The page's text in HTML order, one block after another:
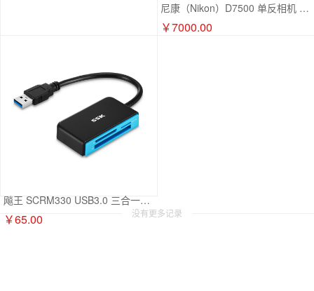
尼康（Nikon）D7500 单反相机 数码相机 （AF-S DX 尼克尔 18-140mm f/3.5-5SKU:zxk-240717110042
￥7000.00
飚王 SCRM330 USB3.0 三合一读卡器 黑色 zxk-230328131904
￥65.00 没有更多记录